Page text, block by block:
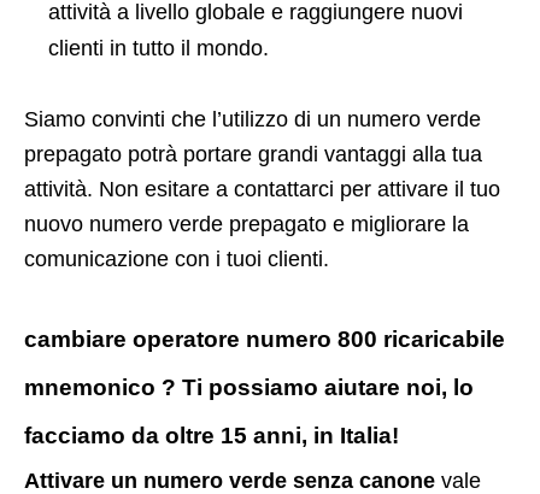
attività a livello globale e raggiungere nuovi
clienti in tutto il mondo.
Siamo convinti che l’utilizzo di un numero verde
prepagato potrà portare grandi vantaggi alla tua
attività. Non esitare a contattarci per attivare il tuo
nuovo numero verde prepagato e migliorare la
comunicazione con i tuoi clienti.
cambiare operatore numero 800 ricaricabile
mnemonico ? Ti possiamo aiutare noi, lo
facciamo da oltre 15 anni, in Italia!
Attivare un numero verde senza canone vale